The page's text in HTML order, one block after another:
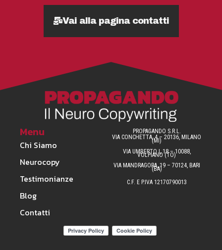
Vai alla pagina contatti
Menu
Chi Siamo
Neurocopy
Testimonianze
Blog
Contatti
PROPAGANDO S.R.L.
VIA CONCHETTA, 4 – 20136, MILANO
(MI)
VIA UMBERTO I, 18 – 10088,
VOLPIANO (TO)
VIA MANDRAGORA, 19 – 70124, BARI
(BA)
C.F. E P.IVA 12170790013